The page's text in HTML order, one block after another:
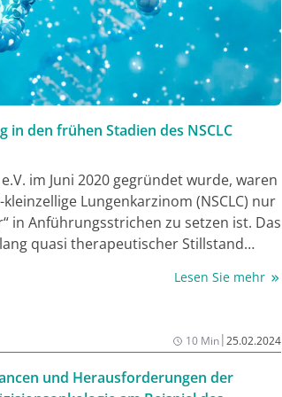
den frühen Stadien des NSCLC
im Juni 2020 gegründet wurde, waren
Lungenkarzinom (NSCLC) nur
in Anführungsstrichen zu setzen ist. Das
quasi therapeutischer Stillstand
war 2020 schon in vollem Gange,
der CROWN-Studie mit einem
progressionsfreien Überleben
Lorlatinib in der Erstlinie – für ein
bis zu diesem Kongress nicht
Lesen Sie mehr
10 Min|25.02.2024
und Herausforderungen der